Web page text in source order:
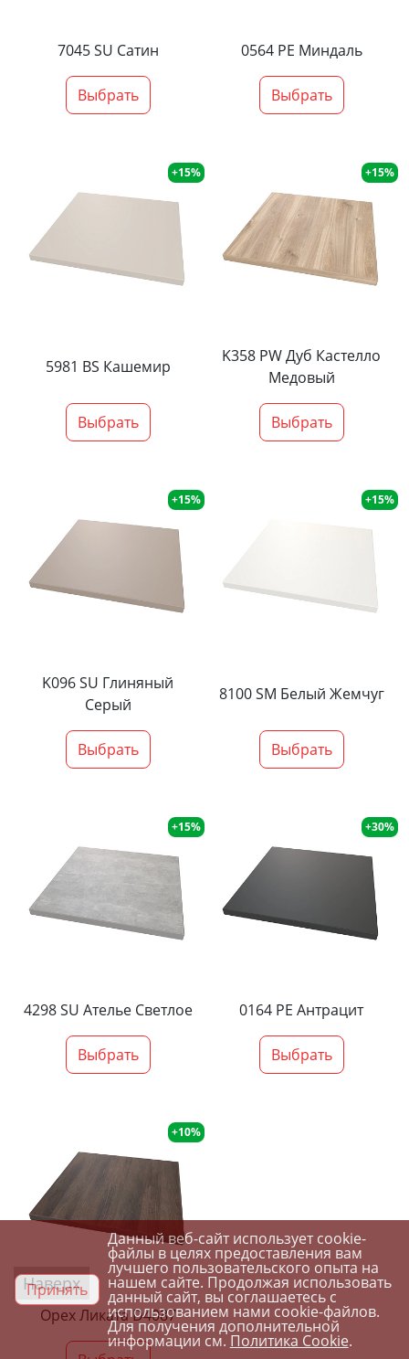
7045 SU Сатин
Выбрать
0564 PE Миндаль
Выбрать
+15%
5981 BS Кашемир
Выбрать
+15%
K358 PW Дуб Кастелло
Медовый
Выбрать
+15%
K096 SU Глиняный
Серый
Выбрать
+15%
8100 SM Белый Жемчуг
Выбрать
+15%
4298 SU Ателье Светлое
Выбрать
+30%
0164 PE Антрацит
Выбрать
+10%
Орех Ликата D4087
Наверх
Принять
Данный веб-сайт использует cookie-
файлы в целях предоставления вам
лучшего пользовательского опыта на
нашем сайте. Продолжая использовать
данный сайт, вы соглашаетесь с
использованием нами cookie-файлов.
Для получения дополнительной
информации см.Политика Cookie.